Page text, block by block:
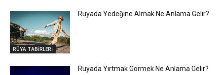
RÜYA TABİRLERİ
Rüyada Yedeğine Almak Ne Anlama Gelir?
Rüyada Yırtmak Görmek Ne Anlama Gelir?